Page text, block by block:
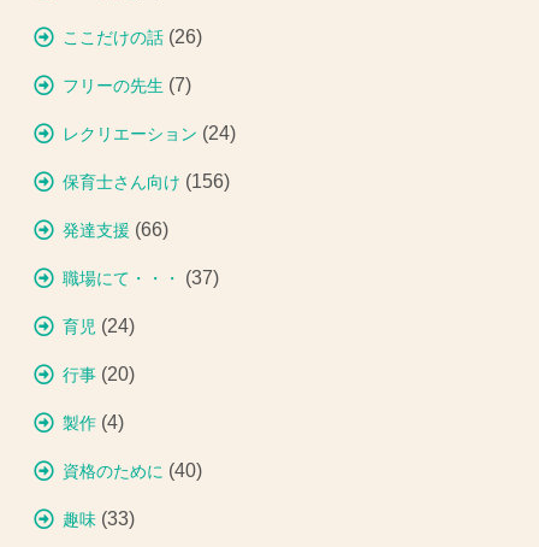
ここだけの話 (26)
フリーの先生 (7)
レクリエーション (24)
保育士さん向け (156)
発達支援 (66)
職場にて・・・ (37)
育児 (24)
行事 (20)
製作 (4)
資格のために (40)
趣味 (33)